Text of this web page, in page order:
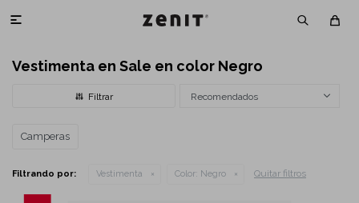

Vestimenta en Sale en color Negro
Recomendados
Camperas
Filtrando por: Vestimenta Color: Negro Quitar filtros